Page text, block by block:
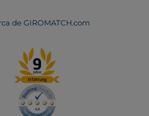
de GIROMATCH.com